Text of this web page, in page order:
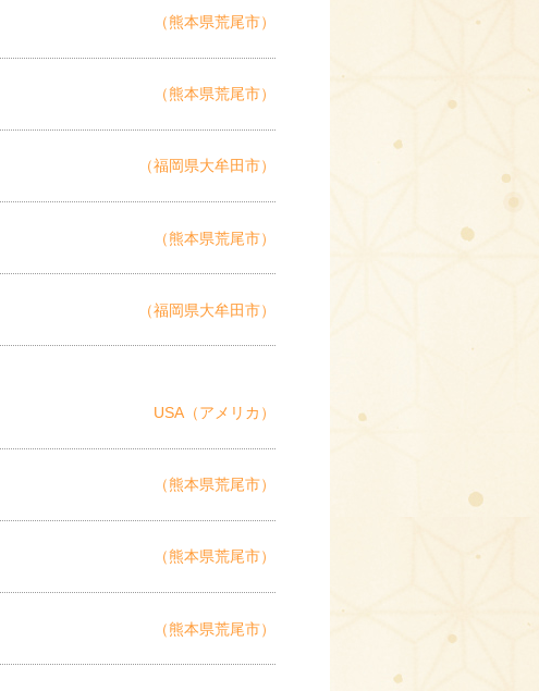
（熊本県荒尾市）
（熊本県荒尾市）
（福岡県大牟田市）
（熊本県荒尾市）
（福岡県大牟田市）
USA（アメリカ）
（熊本県荒尾市）
（熊本県荒尾市）
（熊本県荒尾市）